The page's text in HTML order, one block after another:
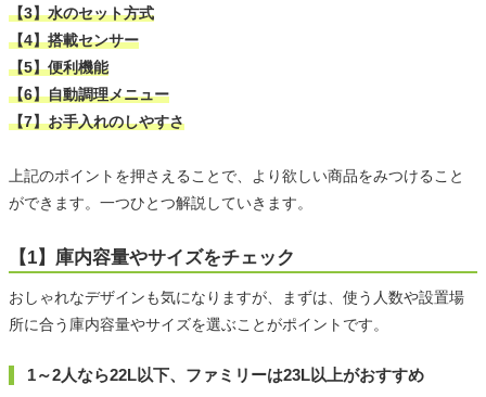
【3】水のセット方式
【4】搭載センサー
【5】便利機能
【6】自動調理メニュー
【7】お手入れのしやすさ
上記のポイントを押さえることで、より欲しい商品をみつけること
ができます。一つひとつ解説していきます。
【1】庫内容量やサイズをチェック
おしゃれなデザインも気になりますが、まずは、使う人数や設置場
所に合う庫内容量やサイズを選ぶことがポイントです。
1～2人なら22L以下、ファミリーは23L以上がおすすめ